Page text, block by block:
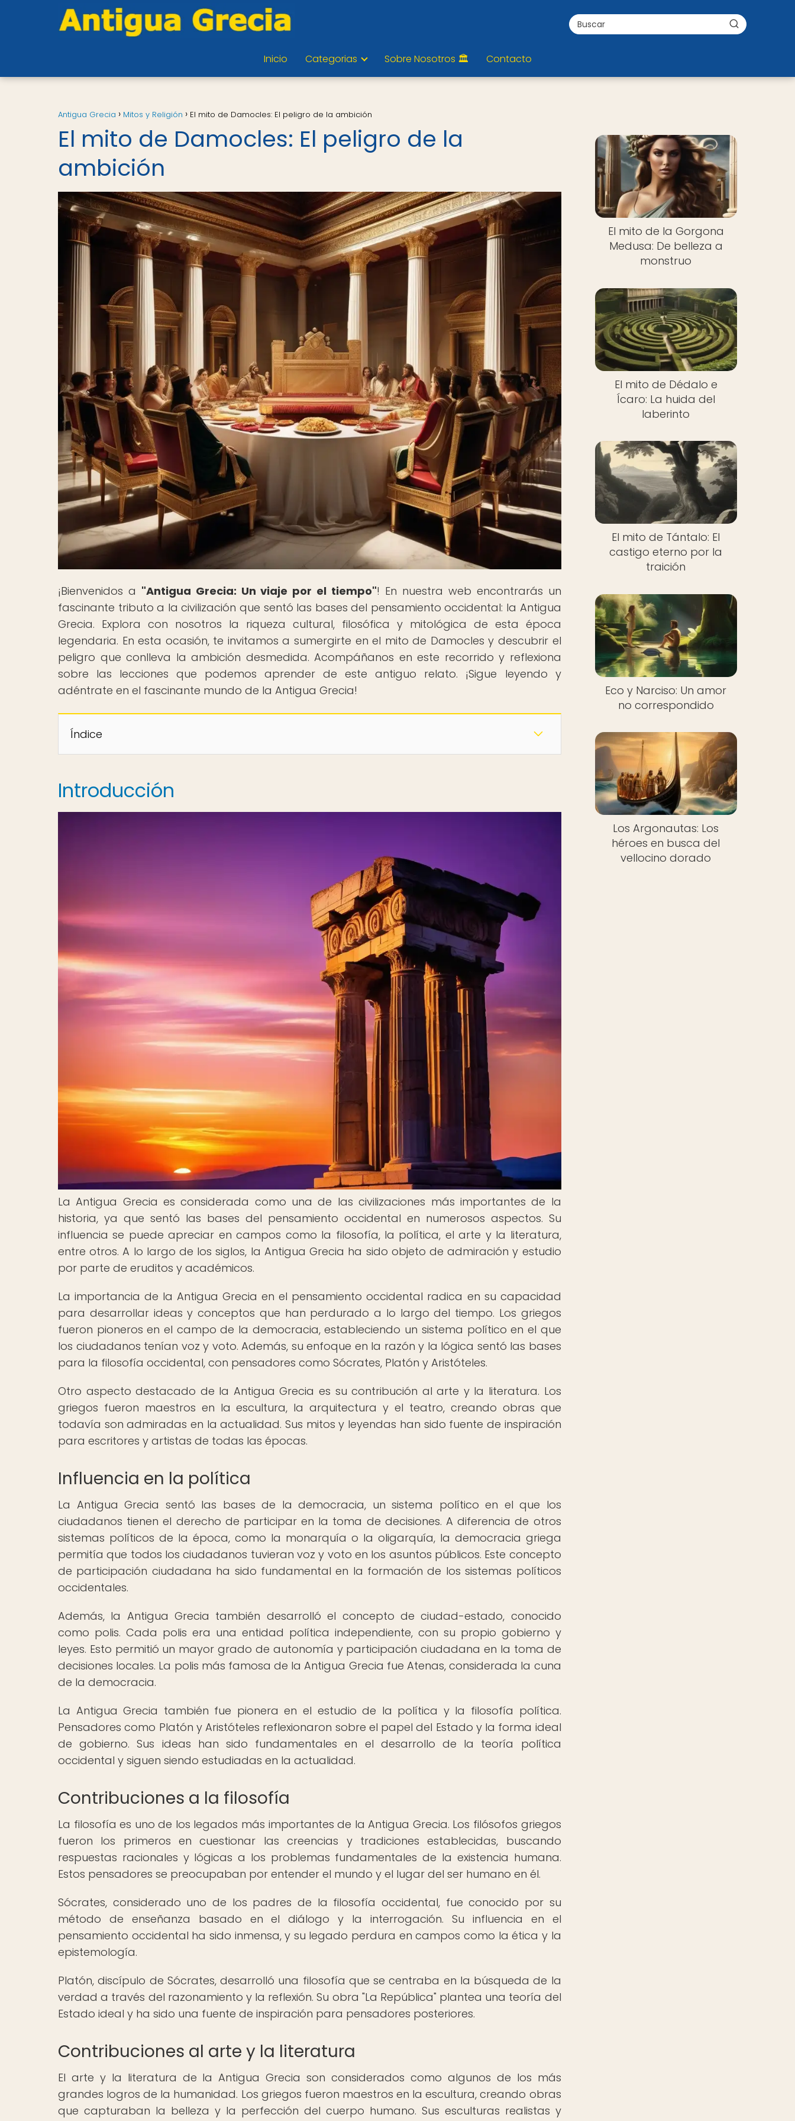
Inicio Categorias Sobre Nosotros 🏛️ Contacto
Antigua Grecia Mitos y Religión El mito de Damocles: El peligro de la ambición
El mito de Damocles: El peligro de la
ambición
¡Bienvenidos a "Antigua Grecia: Un viaje por el tiempo"! En nuestra web encontrarás un
fascinante tributo a la civilización que sentó las bases del pensamiento occidental: la Antigua
Grecia. Explora con nosotros la riqueza cultural, filosófica y mitológica de esta época
legendaria. En esta ocasión, te invitamos a sumergirte en el mito de Damocles y descubrir el
peligro que conlleva la ambición desmedida. Acompáñanos en este recorrido y reflexiona
sobre las lecciones que podemos aprender de este antiguo relato. ¡Sigue leyendo y
adéntrate en el fascinante mundo de la Antigua Grecia!
Índice
Introducción
La Antigua Grecia es considerada como una de las civilizaciones más importantes de la
historia, ya que sentó las bases del pensamiento occidental en numerosos aspectos. Su
influencia se puede apreciar en campos como la filosofía, la política, el arte y la literatura,
entre otros. A lo largo de los siglos, la Antigua Grecia ha sido objeto de admiración y estudio
por parte de eruditos y académicos.
La importancia de la Antigua Grecia en el pensamiento occidental radica en su capacidad
para desarrollar ideas y conceptos que han perdurado a lo largo del tiempo. Los griegos
fueron pioneros en el campo de la democracia, estableciendo un sistema político en el que
los ciudadanos tenían voz y voto. Además, su enfoque en la razón y la lógica sentó las bases
para la filosofía occidental, con pensadores como Sócrates, Platón y Aristóteles.
Otro aspecto destacado de la Antigua Grecia es su contribución al arte y la literatura. Los
griegos fueron maestros en la escultura, la arquitectura y el teatro, creando obras que
todavía son admiradas en la actualidad. Sus mitos y leyendas han sido fuente de inspiración
para escritores y artistas de todas las épocas.
Influencia en la política
La Antigua Grecia sentó las bases de la democracia, un sistema político en el que los
ciudadanos tienen el derecho de participar en la toma de decisiones. A diferencia de otros
sistemas políticos de la época, como la monarquía o la oligarquía, la democracia griega
permitía que todos los ciudadanos tuvieran voz y voto en los asuntos públicos. Este concepto
de participación ciudadana ha sido fundamental en la formación de los sistemas políticos
occidentales.
Además, la Antigua Grecia también desarrolló el concepto de ciudad-estado, conocido
como polis. Cada polis era una entidad política independiente, con su propio gobierno y
leyes. Esto permitió un mayor grado de autonomía y participación ciudadana en la toma de
decisiones locales. La polis más famosa de la Antigua Grecia fue Atenas, considerada la cuna
de la democracia.
La Antigua Grecia también fue pionera en el estudio de la política y la filosofía política.
Pensadores como Platón y Aristóteles reflexionaron sobre el papel del Estado y la forma ideal
de gobierno. Sus ideas han sido fundamentales en el desarrollo de la teoría política
occidental y siguen siendo estudiadas en la actualidad.
Contribuciones a la filosofía
La filosofía es uno de los legados más importantes de la Antigua Grecia. Los filósofos griegos
fueron los primeros en cuestionar las creencias y tradiciones establecidas, buscando
respuestas racionales y lógicas a los problemas fundamentales de la existencia humana.
Estos pensadores se preocupaban por entender el mundo y el lugar del ser humano en él.
Sócrates, considerado uno de los padres de la filosofía occidental, fue conocido por su
método de enseñanza basado en el diálogo y la interrogación. Su influencia en el
pensamiento occidental ha sido inmensa, y su legado perdura en campos como la ética y la
epistemología.
Platón, discípulo de Sócrates, desarrolló una filosofía que se centraba en la búsqueda de la
verdad a través del razonamiento y la reflexión. Su obra "La República" plantea una teoría del
Estado ideal y ha sido una fuente de inspiración para pensadores posteriores.
Contribuciones al arte y la literatura
El arte y la literatura de la Antigua Grecia son considerados como algunos de los más
grandes logros de la humanidad. Los griegos fueron maestros en la escultura, creando obras
que capturaban la belleza y la perfección del cuerpo humano. Sus esculturas realistas y
El mito de la Gorgona
Medusa: De belleza a
monstruo
El mito de Dédalo e
Ícaro: La huida del
laberinto
El mito de Tántalo: El
castigo eterno por la
traición
Eco y Narciso: Un amor
no correspondido
Los Argonautas: Los
héroes en busca del
vellocino dorado